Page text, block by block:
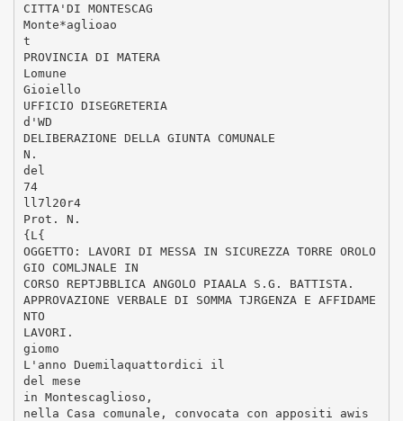
CITTA'DI MONTESCAG
Monte*aglioao
t
PROVINCIA DI MATERA
Lomune
Gioiello
UFFICIO DISEGRETERIA
d'WD
DELIBERAZIONE DELLA GIUNTA COMUNALE
N.
del
74
ll7l20r4
Prot. N.
{L{
OGGETTO: LAVORI DI MESSA IN SICUREZZA TORRE OROLO
GIO COMLJNALE IN
CORSO REPTJBBLICA ANGOLO PIAALA S.G. BATTISTA.
APPROVAZIONE VERBALE DI SOMMA TJRGENZA E AFFIDAME
NTO
LAVORI.
giomo
L'anno Duemilaquattordici il
del mese
in Montescaglioso,
nella Casa comunale, convocata con appositi awis